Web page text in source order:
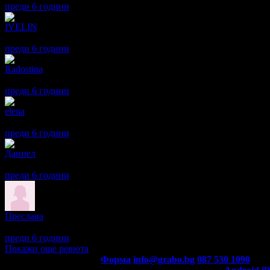
преди 6 години
IVELIN
преди 6 години
Radostina
преди 6 години
elena
преди 6 години
Даниел
преди 6 години
Преслава
преди 6 години
Покажи още ревюта
Форма info@grabo.bg 087 530 1090